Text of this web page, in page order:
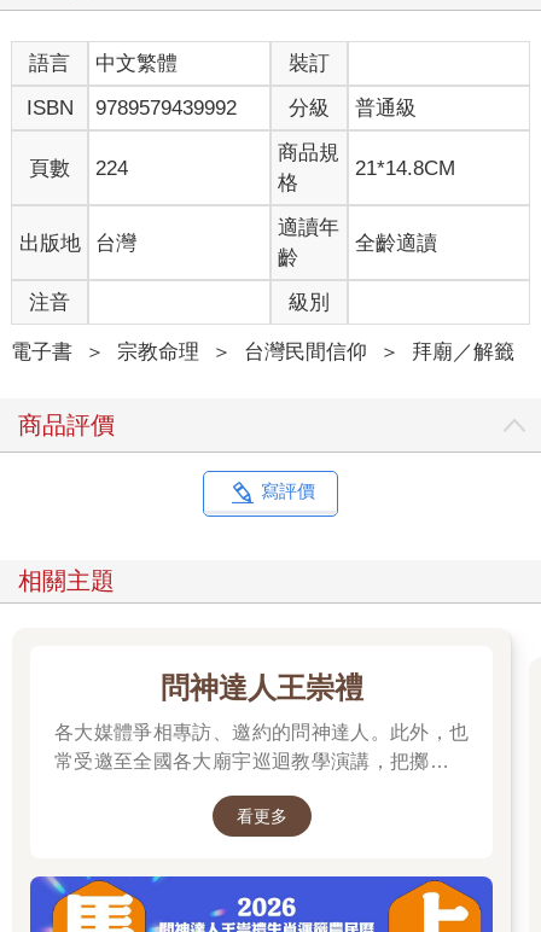
語言 中文繁體
裝訂
ISBN
9789579439992 分級 普通級
頁數 224
商品規
格
21*14.8CM
出版地 台灣
適讀年
齡
全齡適讀
注音 級別
電子書 ＞ 宗教命理 ＞ 台灣民間信仰 ＞ 拜廟／解籤
商品評價
寫評價
相關主題
問神達人王崇禮
各大媒體爭相專訪、邀約的問神達人。此外，也
常受邀至全國各大廟宇巡迴教學演講，把擲筊、
看更多